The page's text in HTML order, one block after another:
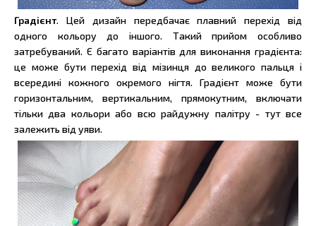
Градієнт. Цей дизайн передбачає плавний перехід від
одного кольору до іншого. Такий прийом особливо
затребуваний. Є багато варіантів для виконання градієнта:
це може бути перехід від мізинця до великого пальця і
всередині кожного окремого нігтя. Градієнт може бути
горизонтальним, вертикальним, прямокутним, включати
тільки два кольори або всю райдужну палітру - тут все
залежить від уяви.